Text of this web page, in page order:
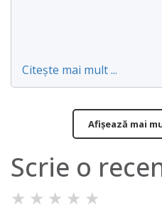
Citește mai mult ...
Afișează mai
Scrie o
★ ★ ★ ★ ★